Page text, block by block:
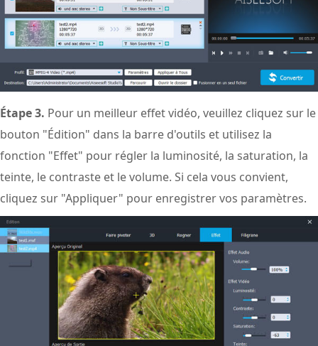
Étape 3. Pour un meilleur effet vidéo, veuillez cliquez sur le
bouton "Édition" dans la barre d'outils et utilisez la
fonction "Effet" pour régler la luminosité, la saturation, la
teinte, le contraste et le volume. Si cela vous convient,
cliquez sur "Appliquer" pour enregistrer vos paramètres.